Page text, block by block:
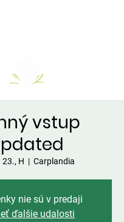
vstup
23., H
  |
Carplandia
nie sú v predaji
ďalšie udalosti